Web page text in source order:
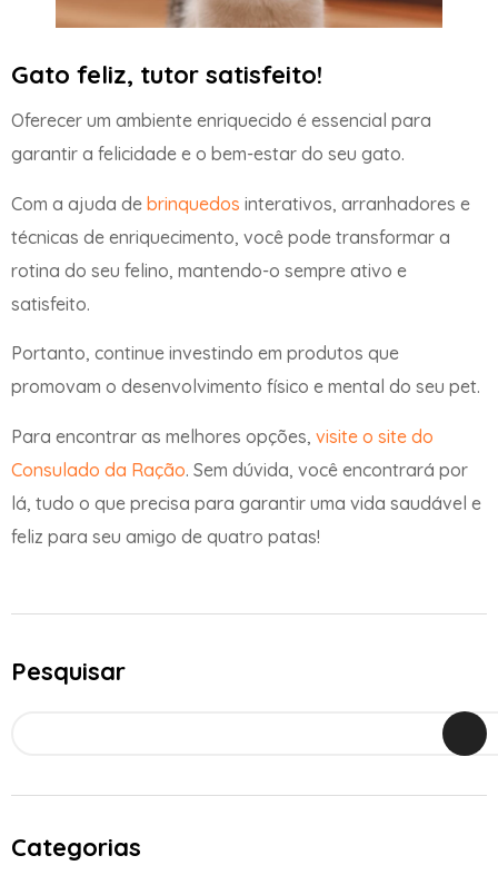
Gato feliz, tutor satisfeito!
Oferecer um ambiente enriquecido é essencial para
garantir a felicidade e o bem-estar do seu gato.
Com a ajuda de brinquedos interativos, arranhadores e
técnicas de enriquecimento, você pode transformar a
rotina do seu felino, mantendo-o sempre ativo e
satisfeito.
Portanto, continue investindo em produtos que
promovam o desenvolvimento físico e mental do seu pet.
Para encontrar as melhores opções, visite o site do
Consulado da Ração. Sem dúvida, você encontrará por
lá, tudo o que precisa para garantir uma vida saudável e
feliz para seu amigo de quatro patas!
Pesquisar
Categorias